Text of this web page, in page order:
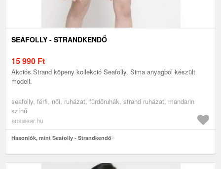
SEAFOLLY - STRANDKENDŐ
15 990 Ft
Akciós.Strand köpeny kollekció Seafolly. Sima anyagból készült
modell.
seafolly, férfi, női, ruházat, fürdőruhák, strand ruházat, mandarin
színű
answear.hu
Hasonlók, mint Seafolly - Strandkendő